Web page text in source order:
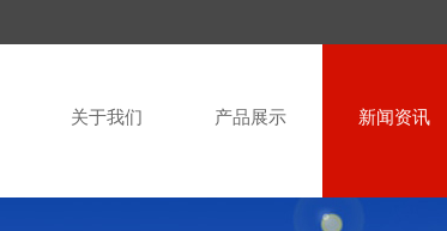
关于我们 产品展示 新闻资讯